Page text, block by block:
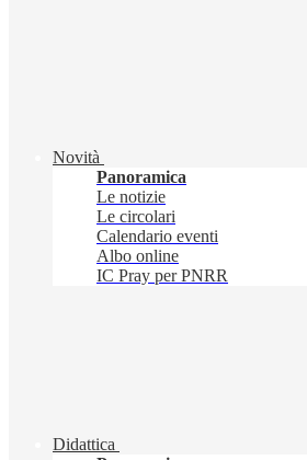
Novità
Panoramica
Le notizie
Le circolari
Calendario eventi
Albo online
IC Pray per PNRR
Didattica